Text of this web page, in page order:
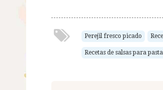
Perejil fresco picado
Recetas de salsas para